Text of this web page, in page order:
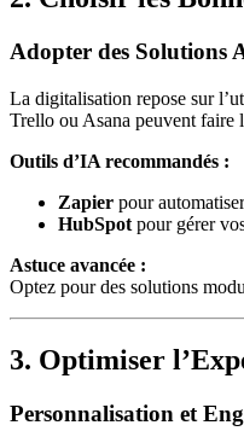
Adopter des Solutions
La digitalisation repose sur
Trello ou Asana peuvent faire
Outils d’IA recommandés :
Zapier pour
HubSpot pour gérer
Astuce avancée :
Optez pour des solutions
3. Optimiser
Personnalisation et